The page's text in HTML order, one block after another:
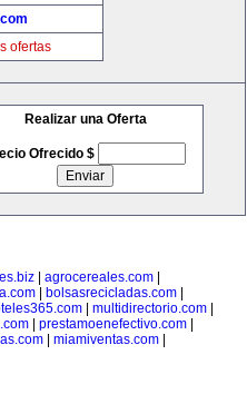
ofertas
Realizar una Oferta
Ofrecido $
| agrocereales.com|
| bolsasrecicladas.com|
multidirectorio.com
prestamoenefectivo.com
miamiventas.com